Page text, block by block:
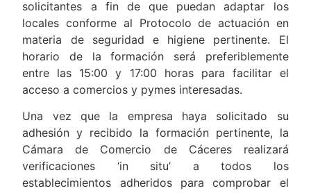
solicitantes a fin de que puedan adaptar los
locales conforme al Protocolo de actuación en
materia de seguridad e higiene pertinente. El
horario de la formación será preferiblemente
entre las 15:00 y 17:00 horas para facilitar el
acceso a comercios y pymes interesadas.
Una vez que la empresa haya solicitado su
adhesión y recibido la formación pertinente, la
Cámara de Comercio de Cáceres realizará
verificaciones ‘in situ’ a todos los
establecimientos adheridos para comprobar el